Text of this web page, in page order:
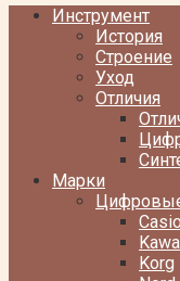
Инструмент
История
Строение
Уход
Отличия
Марки
Casio
Korg